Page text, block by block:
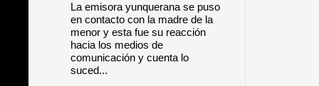
La emisora yunquerana se puso
en contacto con la madre de la
menor y esta fue su reacción
hacia los medios de
comunicación y cuenta lo
suced...